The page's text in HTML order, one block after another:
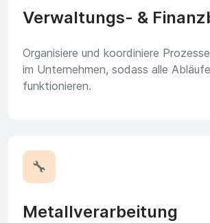
Verwaltungs- &
Organisiere und koordiniere
im Unternehmen, sodass alle
funktionieren.
🔧
Metallverarbeitung